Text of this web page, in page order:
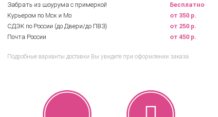
Забрать из шоурума с примеркой
Бесплатно
Курьером по Мск и Мо
от 350 р.
СДЭК по России (до Двери/до ПВЗ)
от 250 р.
Почта России
от 450 р.
Подробные варианты доставки Вы увидите при оформлении заказа